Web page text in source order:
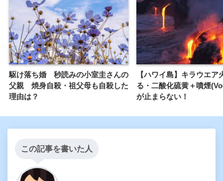
駆け落ち婚 秒読みの小室圭さんの
父親 焼身自殺・祖父母も自殺した
理由は？
【ハワイ島】キラウエア
る・二酸化硫黄＋噴煙
が止まらない！
この記事を書いた人